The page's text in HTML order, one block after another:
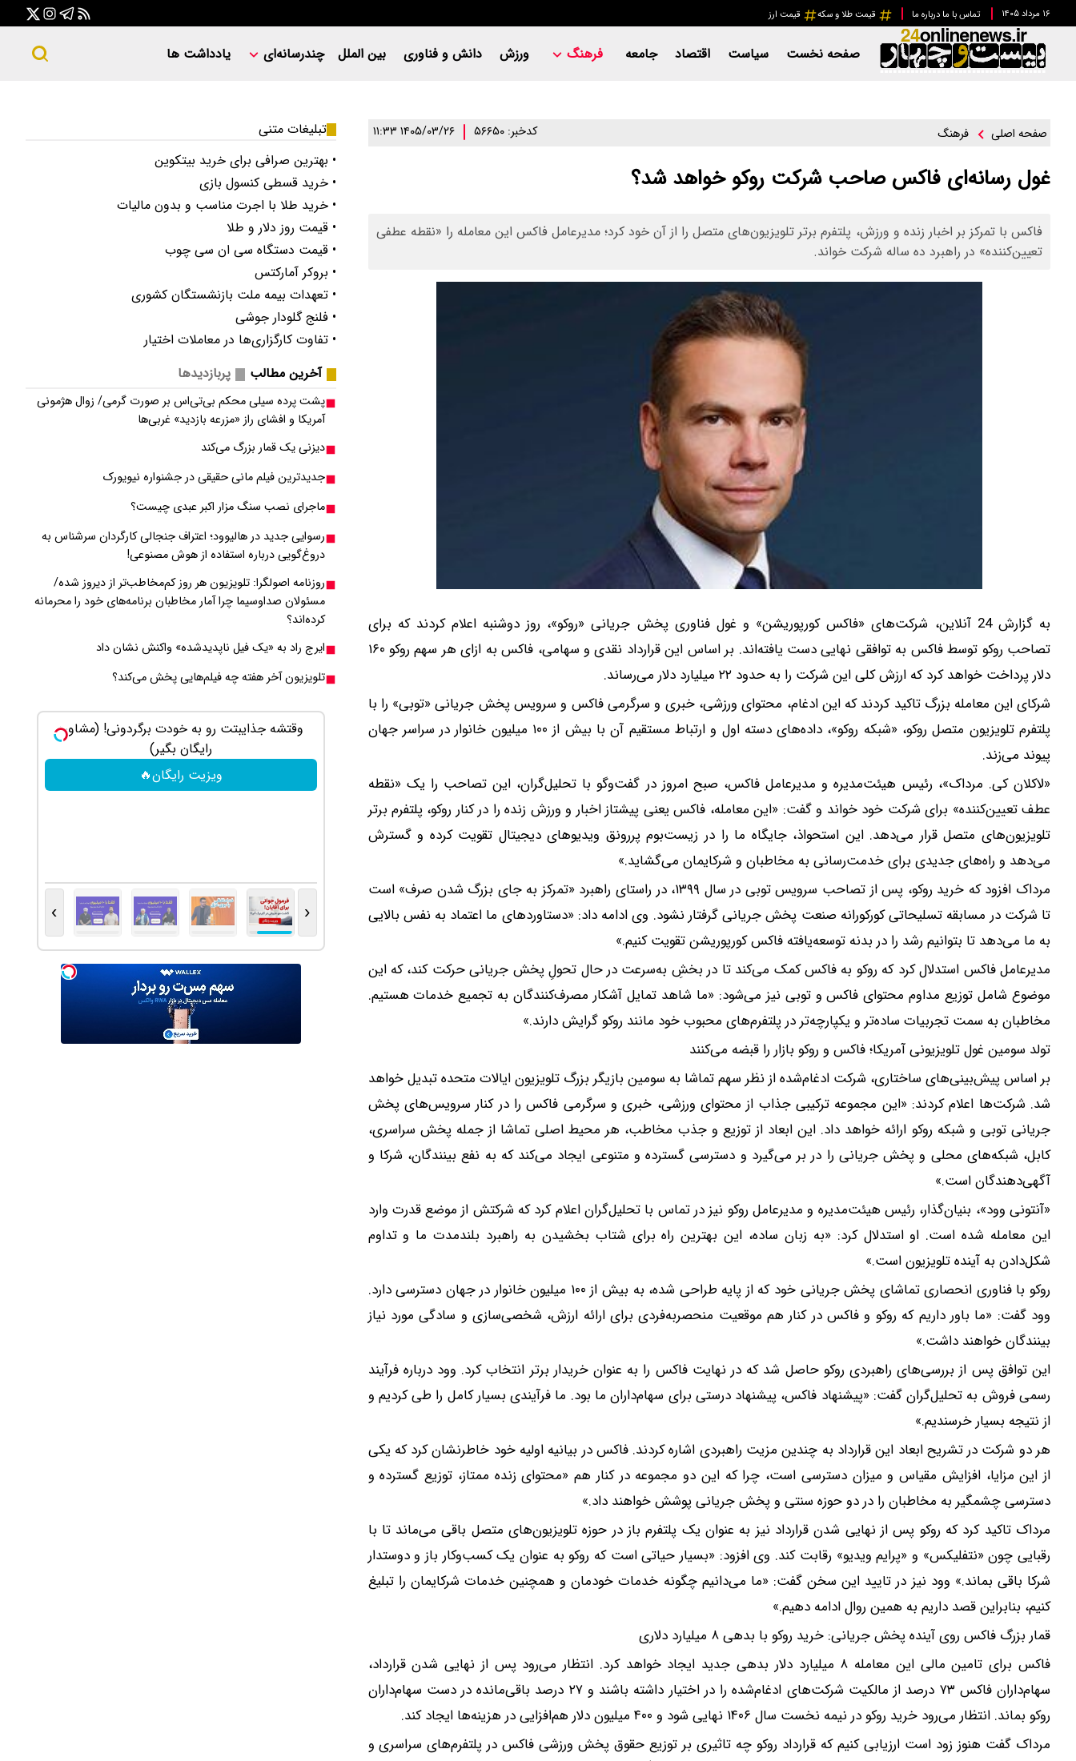
۱۶ مرداد ۱۴۰۵ تماس با ما درباره ما قیمت طلا و سکه قیمت ارز
صفحه نخست سیاست اقتصاد جامعه فرهنگ ورزش دانش و فناوری بین الملل چندرسانه‌ای یادداشت ها
صفحه اصلی فرهنگ کدخبر: ۵۶۶۵۰ ۱۴۰۵/۰۳/۲۶ ۱۱:۳۳
غول رسانه‌ای فاکس صاحب شرکت روکو خواهد شد؟
فاکس با تمرکز بر اخبار زنده و ورزش، پلتفرم برتر تلویزیون‌های متصل را از آن خود کرد؛ مدیرعامل فاکس این معامله را «نقطه عطفی
تعیین‌کننده» در راهبرد ده ساله شرکت خواند.
به گزارش 24 آنلاین، شرکت‌های «فاکس کورپوریشن» و غول فناوری پخش جریانی «روکو»، روز دوشنبه اعلام کردند که برای
تصاحب روکو توسط فاکس به توافقی نهایی دست یافته‌اند. بر اساس این قرارداد نقدی و سهامی، فاکس به ازای هر سهم روکو ۱۶۰
دلار پرداخت خواهد کرد که ارزش کلی این شرکت را به حدود ۲۲ میلیارد دلار می‌رساند.
شرکای این معامله بزرگ تاکید کردند که این ادغام، محتوای ورزشی، خبری و سرگرمی فاکس و سرویس پخش جریانی «توبی» را با
پلتفرم تلویزیون متصل روکو، «شبکه روکو»، داده‌های دسته اول و ارتباط مستقیم آن با بیش از ۱۰۰ میلیون خانوار در سراسر جهان
پیوند می‌زند.
«لاکلان کی. مرداک»، رئیس هیئت‌مدیره و مدیرعامل فاکس، صبح امروز در گفت‌وگو با تحلیل‌گران، این تصاحب را یک «نقطه
عطف تعیین‌کننده» برای شرکت خود خواند و گفت: «این معامله، فاکس یعنی پیشتاز اخبار و ورزش زنده را در کنار روکو، پلتفرم برتر
تلویزیون‌های متصل قرار می‌دهد. این استحواذ، جایگاه ما را در زیست‌بوم پررونق ویدیوهای دیجیتال تقویت کرده و گسترش
می‌دهد و راه‌های جدیدی برای خدمت‌رسانی به مخاطبان و شرکایمان می‌گشاید.»
مرداک افزود که خرید روکو، پس از تصاحب سرویس توبی در سال ۱۳۹۹، در راستای راهبرد «تمرکز به جای بزرگ شدن صرف» است
تا شرکت در مسابقه تسلیحاتی کورکورانه صنعت پخش جریانی گرفتار نشود. وی ادامه داد: «دستاوردهای ما اعتماد به نفس بالایی
به ما می‌دهد تا بتوانیم رشد را در بدنه توسعه‌یافته فاکس کورپوریشن تقویت کنیم.»
مدیرعامل فاکس استدلال کرد که روکو به فاکس کمک می‌کند تا در بخشِ به‌سرعت در حال تحولِ پخش جریانی حرکت کند، که این
موضوع شامل توزیع مداوم محتوای فاکس و توبی نیز می‌شود: «ما شاهد تمایل آشکار مصرف‌کنندگان به تجمیع خدمات هستیم.
مخاطبان به سمت تجربیات ساده‌تر و یکپارچه‌تر در پلتفرم‌های محبوب خود مانند روکو گرایش دارند.»
تولد سومین غول تلویزیونی آمریکا؛ فاکس و روکو بازار را قبضه می‌کنند
بر اساس پیش‌بینی‌های ساختاری، شرکت ادغام‌شده از نظر سهم تماشا به سومین بازیگر بزرگ تلویزیون ایالات متحده تبدیل خواهد
شد. شرکت‌ها اعلام کردند: «این مجموعه ترکیبی جذاب از محتوای ورزشی، خبری و سرگرمی فاکس را در کنار سرویس‌های پخش
جریانی توبی و شبکه روکو ارائه خواهد داد. این ابعاد از توزیع و جذب مخاطب، هر محیط اصلی تماشا از جمله پخش سراسری،
کابل، شبکه‌های محلی و پخش جریانی را در بر می‌گیرد و دسترسی گسترده و متنوعی ایجاد می‌کند که به نفع بینندگان، شرکا و
آگهی‌دهندگان است.»
«آنتونی وود»، بنیان‌گذار، رئیس هیئت‌مدیره و مدیرعامل روکو نیز در تماس با تحلیل‌گران اعلام کرد که شرکتش از موضع قدرت وارد
این معامله شده است. او استدلال کرد: «به زبان ساده، این بهترین راه برای شتاب بخشیدن به راهبرد بلندمدت ما و تداوم
شکل‌دادن به آینده تلویزیون است.»
روکو با فناوری انحصاری تماشای پخش جریانی خود که از پایه طراحی شده، به بیش از ۱۰۰ میلیون خانوار در جهان دسترسی دارد.
وود گفت: «ما باور داریم که روکو و فاکس در کنار هم موقعیت منحصربه‌فردی برای ارائه ارزش، شخصی‌سازی و سادگی مورد نیاز
بینندگان خواهند داشت.»
این توافق پس از بررسی‌های راهبردی روکو حاصل شد که در نهایت فاکس را به عنوان خریدار برتر انتخاب کرد. وود درباره فرآیند
رسمی فروش به تحلیل‌گران گفت: «پیشنهاد فاکس، پیشنهاد درستی برای سهام‌داران ما بود. ما فرآیندی بسیار کامل را طی کردیم و
از نتیجه بسیار خرسندیم.»
هر دو شرکت در تشریح ابعاد این قرارداد به چندین مزیت راهبردی اشاره کردند. فاکس در بیانیه اولیه خود خاطرنشان کرد که یکی
از این مزایا، افزایش مقیاس و میزان دسترسی است، چرا که این دو مجموعه در کنار هم «محتوای زنده ممتاز، توزیع گسترده و
دسترسی چشمگیر به مخاطبان را در دو حوزه سنتی و پخش جریانی پوشش خواهند داد.»
مرداک تاکید کرد که روکو پس از نهایی شدن قرارداد نیز به عنوان یک پلتفرم باز در حوزه تلویزیون‌های متصل باقی می‌ماند تا با
رقبایی چون «نتفلیکس» و «پرایم ویدیو» رقابت کند. وی افزود: «بسیار حیاتی است که روکو به عنوان یک کسب‌وکار باز و دوستدار
شرکا باقی بماند.» وود نیز در تایید این سخن گفت: «ما می‌دانیم چگونه خدمات خودمان و همچنین خدمات شرکایمان را تبلیغ
کنیم، بنابراین قصد داریم به همین روال ادامه دهیم.»
قمار بزرگ فاکس روی آینده پخش جریانی: خرید روکو با بدهی ۸ میلیارد دلاری
فاکس برای تامین مالی این معامله ۸ میلیارد دلار بدهی جدید ایجاد خواهد کرد. انتظار می‌رود پس از نهایی شدن قرارداد،
سهام‌داران فاکس ۷۳ درصد از مالکیت شرکت‌های ادغام‌شده را در اختیار داشته باشند و ۲۷ درصد باقی‌مانده در دست سهام‌داران
روکو بماند. انتظار می‌رود خرید روکو در نیمه نخست سال ۱۴۰۶ نهایی شود و ۴۰۰ میلیون دلار هم‌افزایی در هزینه‌ها ایجاد کند.
مرداک گفت هنوز زود است ارزیابی کنیم که قرارداد روکو چه تاثیری بر توزیع حقوق پخش ورزشی فاکس در پلتفرم‌های سراسری و
تبلیغات متنی
• بهترین صرافی برای خرید بیتکوین
• خرید قسطی کنسول بازی
• خرید طلا با اجرت مناسب و بدون مالیات
• قیمت روز دلار و طلا
• قیمت دستگاه سی ان سی چوب
• بروکر آمارکتس
• تعهدات بیمه ملت بازنشستگان کشوری
• فلنج گلودار جوشی
• تفاوت کارگزاری‌ها در معاملات اختیار
آخرین مطالب
پربازدیدها
پشت پرده سیلی محکم بی‌تی‌اس بر صورت گرمی/ زوال هژمونی
آمریکا و افشای راز «مزرعه بازدید» غربی‌ها
دیزنی یک قمار بزرگ می‌کند
جدیدترین فیلم مانی حقیقی در جشنواره نیویورک
ماجرای نصب سنگ مزار اکبر عبدی چیست؟
رسوایی جدید در هالیوود؛ اعتراف جنجالی کارگردان سرشناس به
دروغ‌گویی درباره استفاده از هوش مصنوعی!
روزنامه اصولگرا: تلویزیون هر روز کم‌مخاطب‌تر از دیروز شده/
مسئولان صداوسیما چرا آمار مخاطبان برنامه‌های خود را محرمانه
کرده‌اند؟
ایرج راد به «یک فیل ناپدیدشده» واکنش نشان داد
تلویزیون آخر هفته چه فیلم‌هایی پخش می‌کند؟
وقتشه جذایبتت رو به خودت برگردونی! (مشاوره
ویزیت رایگان🔥
‹
›